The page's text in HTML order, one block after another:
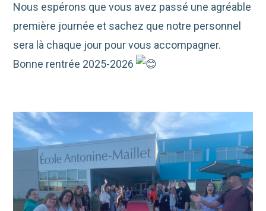
Nous espérons que vous avez passé une agréable
première journée et sachez que notre personnel
sera là chaque jour pour vous accompagner.
Bonne rentrée 2025-2026